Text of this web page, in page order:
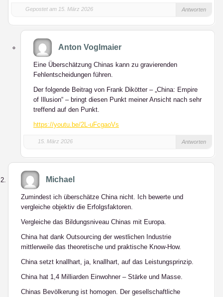
Gepostet am 15. März 2026 Antworten
Anton Voglmaier
Eine Überschätzung Chinas kann zu gravierenden
Fehlentscheidungen führen.
Der folgende Beitrag von Frank Dikötter – „China: Empire
of Illusion“ – bringt diesen Punkt meiner Ansicht nach sehr
treffend auf den Punkt.
https://youtu.be/2L-uFcgaoVs
15. März 2026 Antworten
Michael
Zumindest ich überschätze China nicht. Ich bewerte und
vergleiche objektiv die Erfolgsfaktoren.
Vergleiche das Bildungsniveau Chinas mit Europa.
China hat dank Outsourcing der westlichen Industrie
mittlerweile das theoretische und praktische Know-How.
China setzt knallhart, ja, knallhart, auf das Leistungsprinzip.
China hat 1,4 Milliarden Einwohner – Stärke und Masse.
Chinas Bevölkerung ist homogen. Der gesellschaftliche